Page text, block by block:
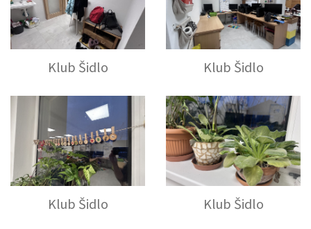
Klub Šidlo Klub Šidlo
Klub Šidlo Klub Šidlo